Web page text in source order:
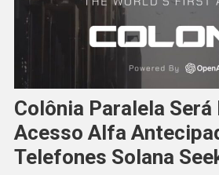
Colônia Paralela Será
Acesso Alfa
Telefones Solana